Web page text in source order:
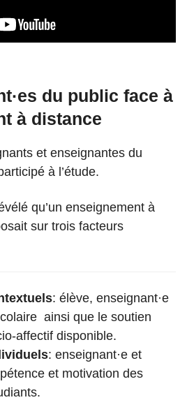
du public face à
à distance
et enseignantes du
à l’étude.
qu’un enseignement à
sur trois facteurs
: élève, enseignant·e
ainsi que le soutien
affectif disponible.
: enseignant·e et
et motivation des